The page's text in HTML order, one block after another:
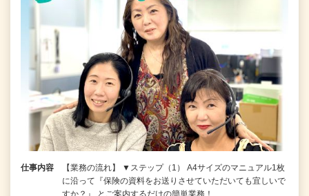
仕事内容
【業務の流れ】 ▼ステップ（1） A4サイズのマニュアル1枚
に沿って『保険の資料をお送りさせていただいても宜しいで